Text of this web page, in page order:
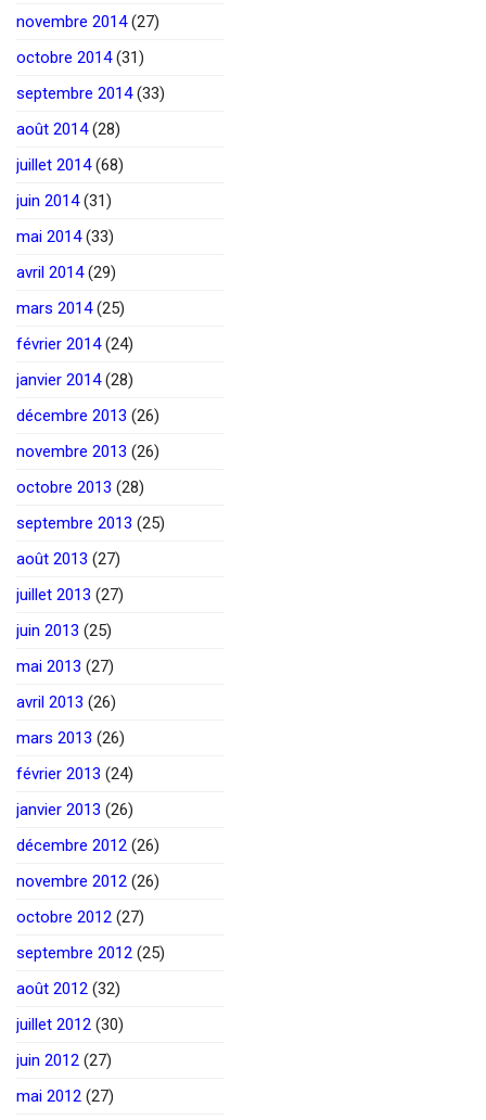
novembre 2014(27)
octobre 2014(31)
septembre 2014(33)
août 2014(28)
juillet 2014(68)
juin 2014(31)
mai 2014(33)
avril 2014(29)
mars 2014(25)
février 2014(24)
janvier 2014(28)
décembre 2013 (26)
novembre 2013 (26)
octobre 2013 (28)
septembre 2013 (25)
août 2013 (27)
juillet 2013 (27)
juin 2013 (25)
mai 2013 (27)
avril 2013 (26)
mars 2013 (26)
février 2013 (24)
janvier 2013 (26)
décembre 2012 (26)
novembre 2012 (26)
octobre 2012 (27)
septembre 2012 (25)
août 2012 (32)
juillet 2012 (30)
juin 2012 (27)
mai 2012 (27)